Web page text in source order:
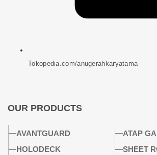
Tokopedia.com/anugerahkaryatama
OUR PRODUCTS
AVANTGUARD
HOLODECK
ATAP
SHEET